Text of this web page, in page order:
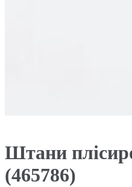
Штани
(465786)